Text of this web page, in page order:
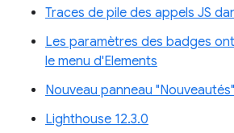
Traces de pile des appels JS
Les paramètres des badges
le menu d'Elements
Nouveau panneau "Nouveautés"
Lighthouse 12.3.0